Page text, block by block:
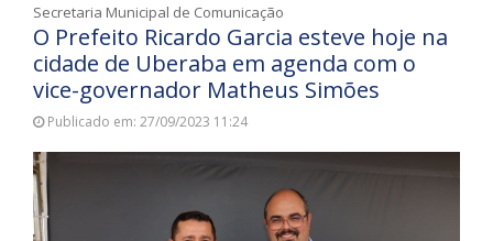
Secretaria Municipal de Comunicação
O Prefeito Ricardo Garcia esteve hoje na
cidade de Uberaba em agenda com o
vice-governador Matheus Simões
Publicado em: 27/09/2023 11:24